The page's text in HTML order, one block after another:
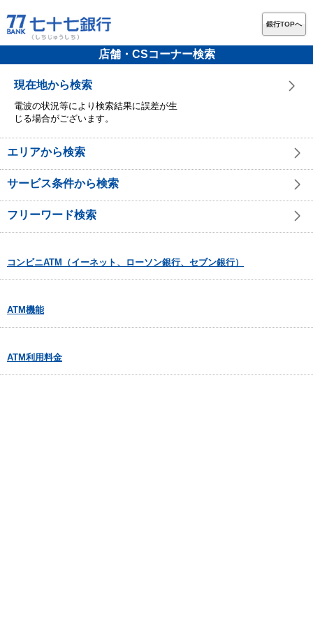
銀行TOPへ
店舗・CSコーナー検索
現在地から検索
電波の状況等により検索結果に誤差が生
じる場合がございます。
エリアから検索
サービス条件から検索
フリーワード検索
コンビニATM（イーネット、ローソン銀行、セブン銀行）
ATM機能
ATM利用料金